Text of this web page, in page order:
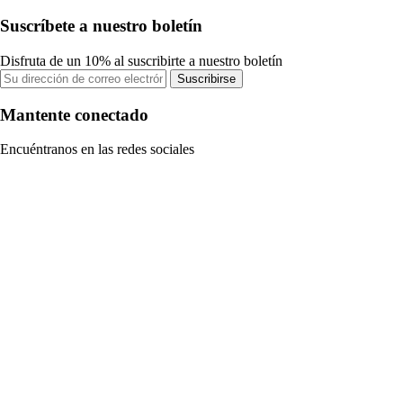
Suscríbete a nuestro boletín
Disfruta de un 10% al suscribirte a nuestro boletín
Suscribirse
Mantente conectado
Encuéntranos en las redes sociales